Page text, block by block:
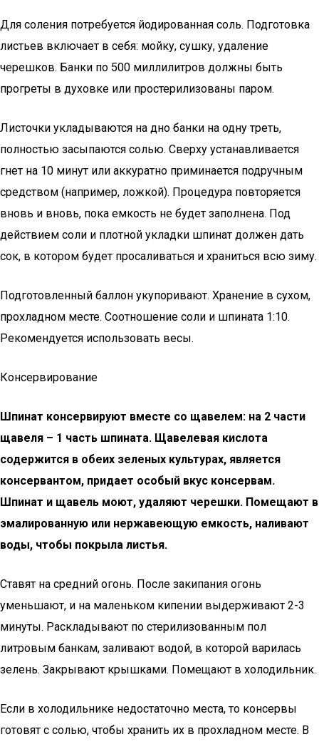
Для соления потребуется йодированная соль. Подготовка
листьев включает в себя: мойку, сушку, удаление
черешков. Банки по 500 миллилитров должны быть
прогреты в духовке или простерилизованы паром.
Листочки укладываются на дно банки на одну треть,
полностью засыпаются солью. Сверху устанавливается
гнет на 10 минут или аккуратно приминается подручным
средством (например, ложкой). Процедура повторяется
вновь и вновь, пока емкость не будет заполнена. Под
действием соли и плотной укладки шпинат должен дать
сок, в котором будет просаливаться и храниться всю зиму.
Подготовленный баллон укупоривают. Хранение в сухом,
прохладном месте. Соотношение соли и шпината 1:10.
Рекомендуется использовать весы.
Консервирование
Шпинат консервируют вместе со щавелем: на 2 части
щавеля – 1 часть шпината. Щавелевая кислота
содержится в обеих зеленых культурах, является
консервантом, придает особый вкус консервам.
Шпинат и щавель моют, удаляют черешки. Помещают в
эмалированную или нержавеющую емкость, наливают
воды, чтобы покрыла листья.
Ставят на средний огонь. После закипания огонь
уменьшают, и на маленьком кипении выдерживают 2-3
минуты. Раскладывают по стерилизованным пол
литровым банкам, заливают водой, в которой варилась
зелень. Закрывают крышками. Помещают в холодильник.
Если в холодильнике недостаточно места, то консервы
готовят с солью, чтобы хранить их в прохладном месте. В